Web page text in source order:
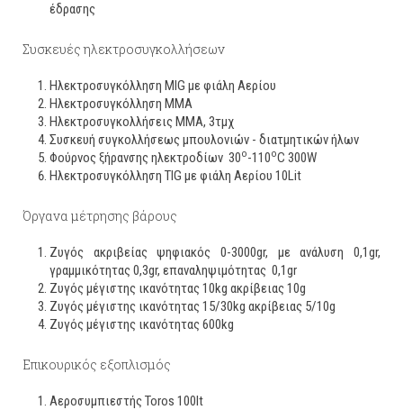
έδρασης
Συσκευές ηλεκτροσυγκολλήσεων
Ηλεκτροσυγκόλληση MIG με φιάλη Αερίου
Ηλεκτροσυγκόλληση ΜΜΑ
Ηλεκτροσυγκολλήσεις ΜΜΑ, 3τμχ
Συσκευή συγκολλήσεως μπουλονιών - διατμητικών ήλων
Φούρνος ξήρανσης ηλεκτροδίων 30o-110oC 300W
Ηλεκτροσυγκόλληση TIG με φιάλη Αερίου 10Lit
Όργανα μέτρησης βάρους
Ζυγός ακριβείας ψηφιακός 0-3000gr, με ανάλυση 0,1gr,
γραμμικότητας 0,3gr, επαναληψιμότητας 0,1gr
Ζυγός μέγιστης ικανότητας 10kg ακρίβειας 10g
Ζυγός μέγιστης ικανότητας 15/30kg ακρίβειας 5/10g
Ζυγός μέγιστης ικανότητας 600kg
Επικουρικός εξοπλισμός
Αεροσυμπιεστής Toros 100lt